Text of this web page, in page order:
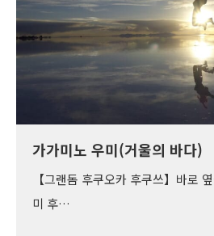
가가미노 우미(거울의 바다)
【그랜돔 후쿠오카 후쿠쓰】바로
미 후…